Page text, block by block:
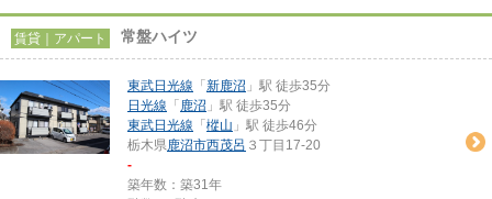
賃貸｜アパート 常盤ハイツ
東武日光線 「 新鹿沼 」駅 徒歩35分
日光線 「 鹿沼 」駅 徒歩35分
東武日光線 「 樅山 」駅 徒歩46分
栃木県鹿沼市西茂呂 ３丁目17-20
-
築年数：築31年